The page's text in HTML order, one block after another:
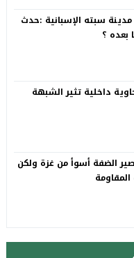
سبته الإسبانية :حدث
بعده ؟
داخلية تثير الشبهة
الضفة أسوأ من غزة ولكن